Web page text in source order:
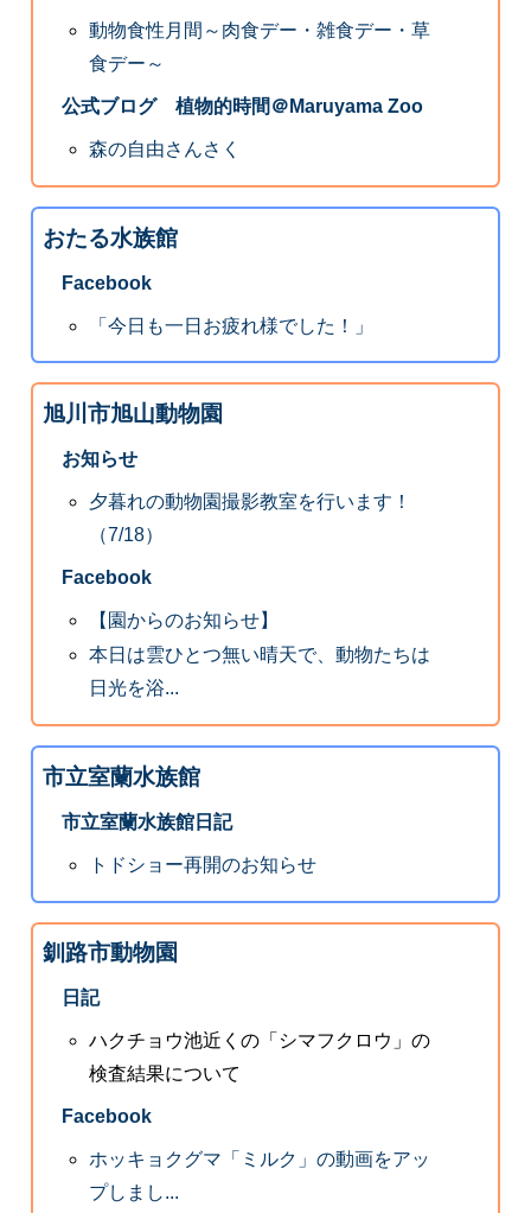
動物食性月間～肉食デー・雑食デー・草
食デー～
公式ブログ 植物的時間＠Maruyama Zoo
森の自由さんさく
おたる水族館
Facebook
「今日も一日お疲れ様でした！」
旭川市旭山動物園
お知らせ
夕暮れの動物園撮影教室を行います！
（7/18）
Facebook
【園からのお知らせ】
本日は雲ひとつ無い晴天で、動物たちは
日光を浴...
市立室蘭水族館
市立室蘭水族館日記
トドショー再開のお知らせ
釧路市動物園
日記
ハクチョウ池近くの「シマフクロウ」の
検査結果について
Facebook
ホッキョクグマ「ミルク」の動画をアッ
プしまし...